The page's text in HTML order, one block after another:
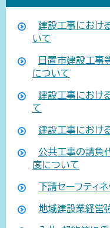
建設工事におけ
いて
日置市建設工事
について
建設工事におけ
て
建設工事におけ
公共工事の請負
度について
下請セーフティ
地域建設業経営